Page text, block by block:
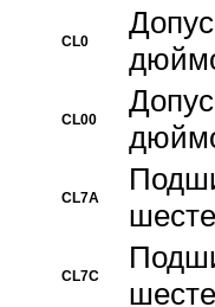
CL0
CL00
CL7A
CL7C